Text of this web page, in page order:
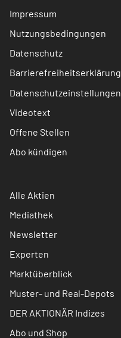
Impressum
Nutzungsbedingungen
Datenschutz
Barrierefreiheitserklärung
Datenschutzeinstellungen
Videotext
Offene Stellen
Abo kündigen
Alle Aktien
Mediathek
Newsletter
Experten
Marktüberblick
Muster- und Real-Depots
DER AKTIONÄR Indizes
Abo und Shop